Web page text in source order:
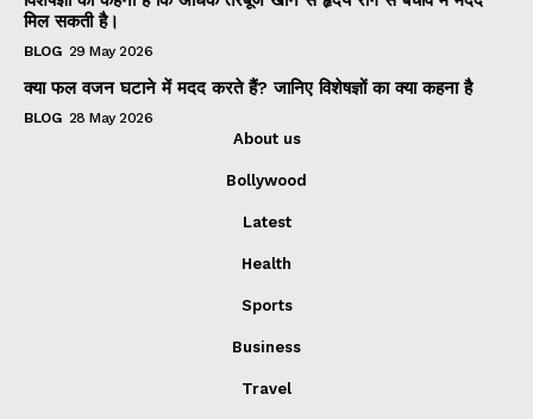
मिल सकती है।
BLOG 29 May 2026
क्या फल वजन घटाने में मदद करते हैं? जानिए विशेषज्ञों का क्या कहना है
BLOG 28 May 2026
About us
Bollywood
Latest
Health
Sports
Business
Travel